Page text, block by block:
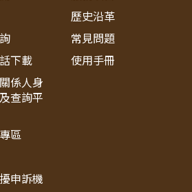
下載
係人身
查詢平
區
申訴機
歷史沿革
常見問題
使用手冊